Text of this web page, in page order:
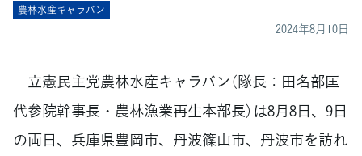
農林水産キャラバン
2024年8月10日
立憲民主党農林水産キャラバン（隊長：田名部匡
代参院幹事長・農林漁業再生本部長）は8月8日、9日
の両日、兵庫県豊岡市、丹波篠山市、丹波市を訪れ